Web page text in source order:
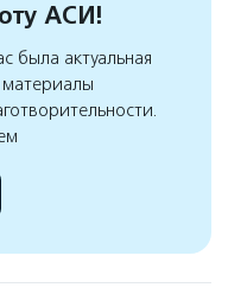
АСИ!
была актуальная